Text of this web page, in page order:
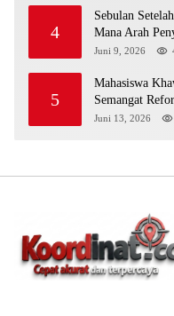
4
Sebulan
Mana Arah
Juni 9, 2026
5
Mahasiswa
Semangat
Juni 13, 2026